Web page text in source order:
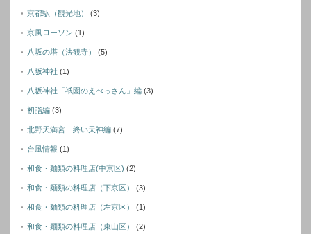
京都駅（観光地） (3)
京風ローソン (1)
八坂の塔（法観寺） (5)
八坂神社 (1)
八坂神社「祇園のえべっさん」編 (3)
初詣編 (3)
北野天満宮 終い天神編 (7)
台風情報 (1)
和食・麺類の料理店(中京区) (2)
和食・麺類の料理店（下京区） (3)
和食・麺類の料理店（左京区） (1)
和食・麺類の料理店（東山区） (2)